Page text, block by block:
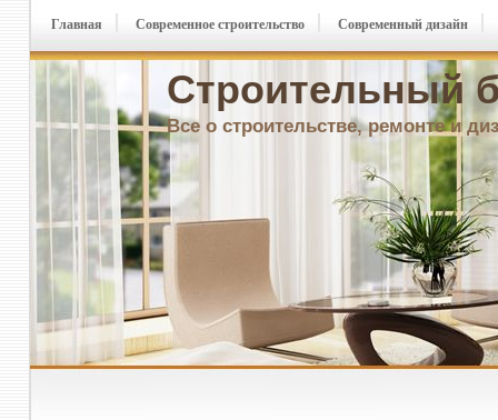
Строительный
Все о строительстве, ремонте и
Главная Современное строительство Современный дизайн